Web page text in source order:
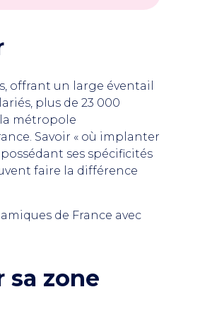
offrant un large éventail
plus de 23 000
métropole
Savoir « où implanter
ses spécificités
faire la différence
de France avec
sa zone